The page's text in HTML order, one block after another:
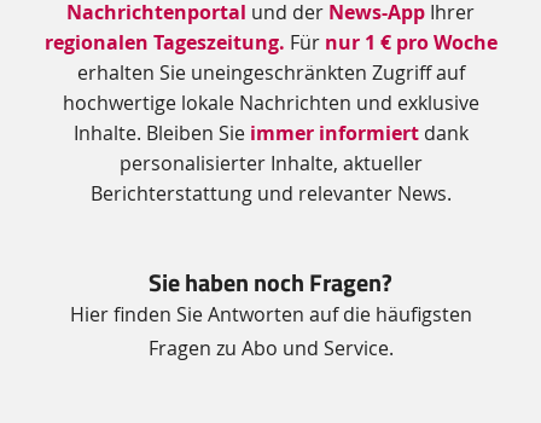
Informationen
Nachrichtenportal und der News-App Ihrer
regionalen Tageszeitung. Für nur 1 € pro Woche
erhalten Sie uneingeschränkten Zugriff auf
hochwertige lokale Nachrichten und exklusive
Inhalte. Bleiben Sie immer informiertdank
personalisierter Inhalte, aktueller
Berichterstattung und relevanter News.
Sie haben noch Fragen?
Hier finden Sie Antworten auf die häufigsten
Fragen zu Abo und Service.